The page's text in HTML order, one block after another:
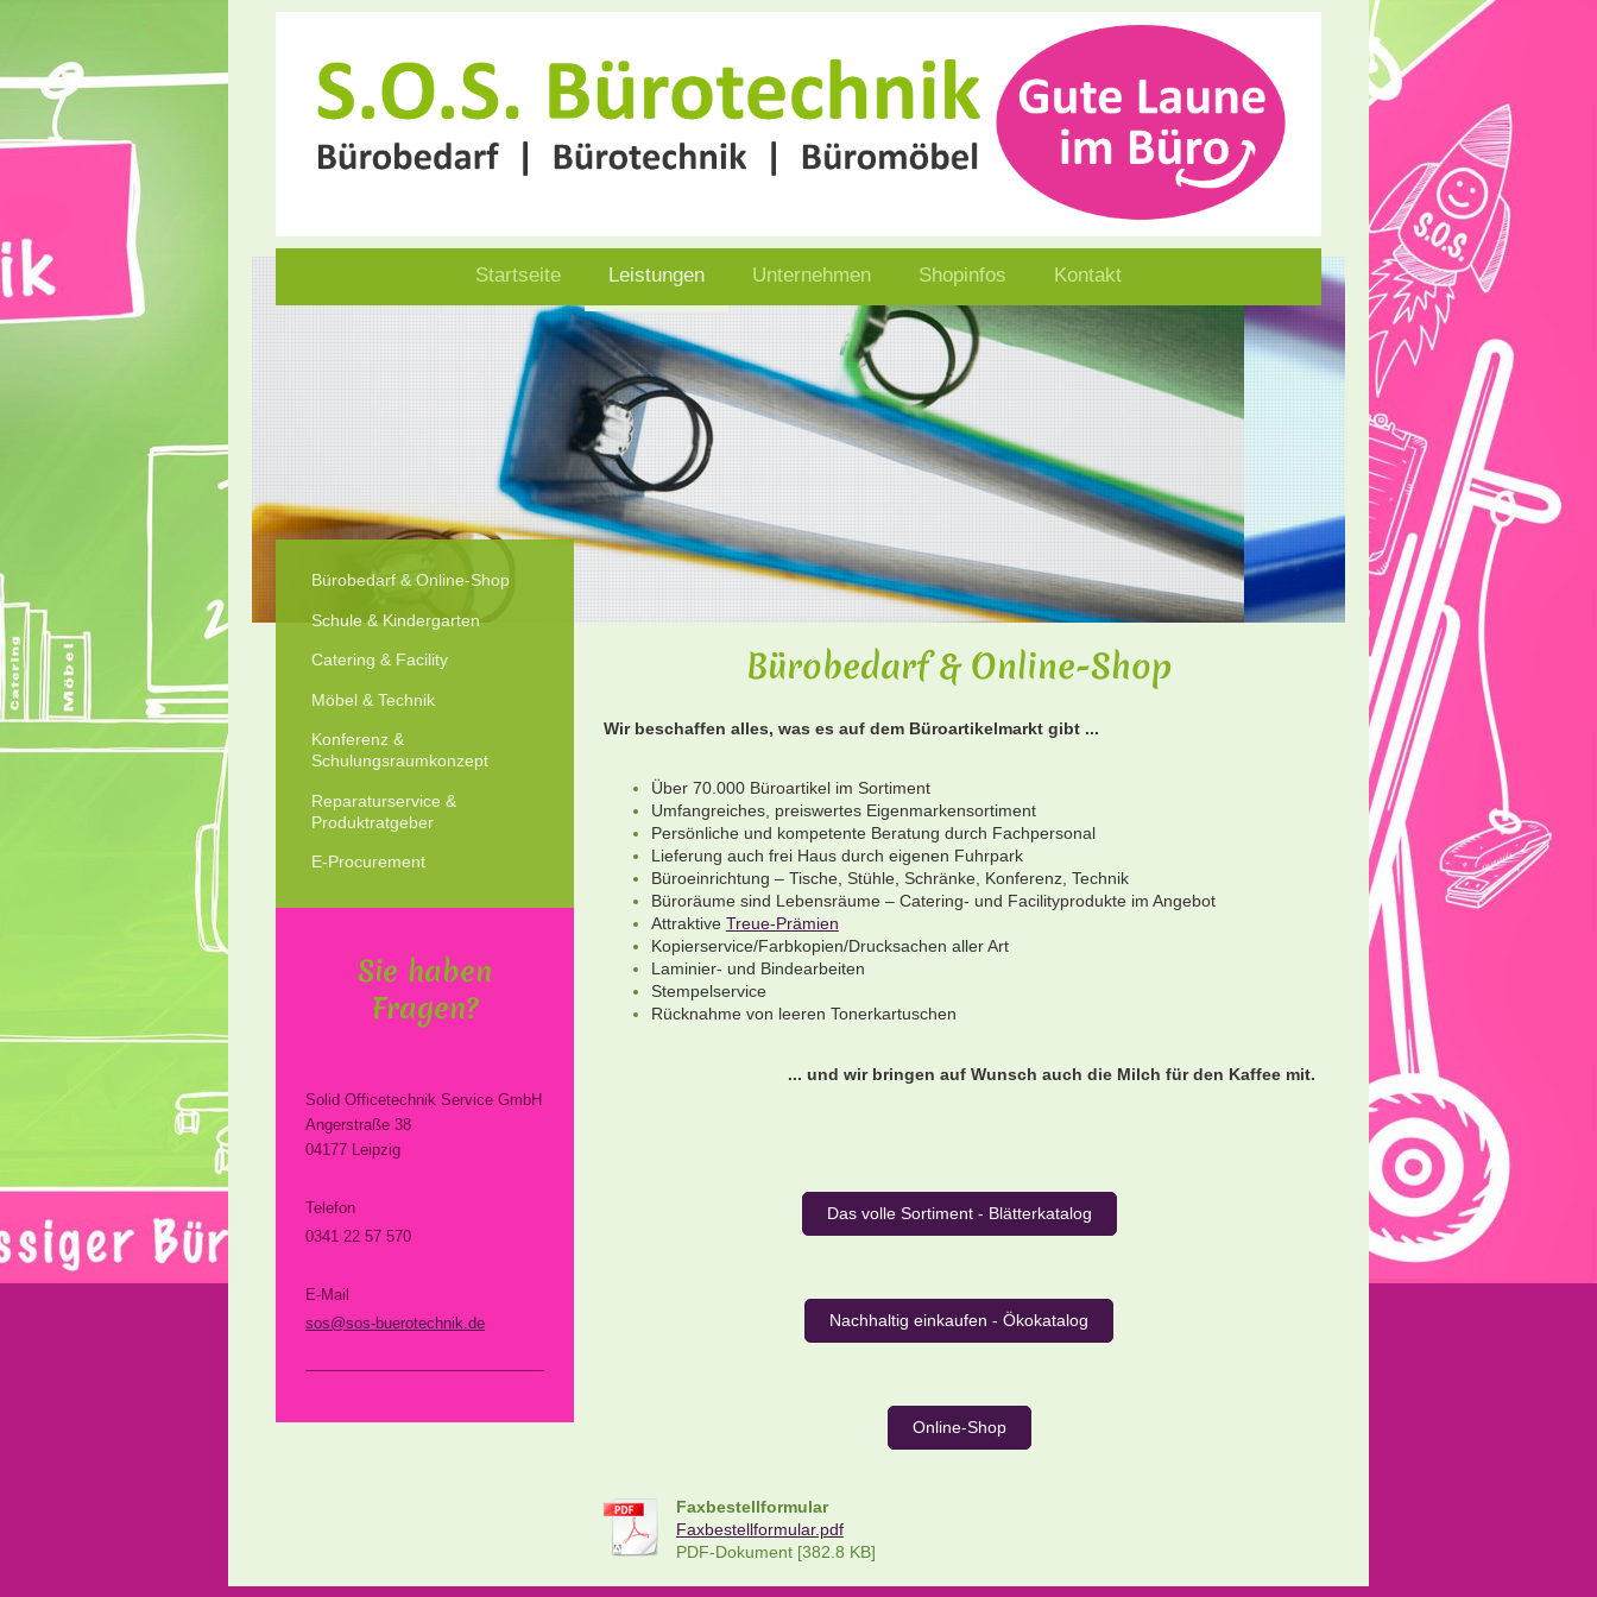
Startseite Leistungen Unternehmen Shopinfos Kontakt
Bürobedarf & Online-Shop
Wir beschaffen alles, was es auf dem Büroartikelmarkt gibt ...
Über 70.000 Büroartikel im Sortiment
Umfangreiches, preiswertes Eigenmarkensortiment
Persönliche und kompetente Beratung durch Fachpersonal
Lieferung auch frei Haus durch eigenen Fuhrpark
Büroeinrichtung – Tische, Stühle, Schränke, Konferenz, Technik
Büroräume sind Lebensräume – Catering- und Facilityprodukte im Angebot
Attraktive Treue-Prämien
Kopierservice/Farbkopien/Drucksachen aller Art
Laminier- und Bindearbeiten
Stempelservice
Rücknahme von leeren Tonerkartuschen
... und wir bringen auf Wunsch auch die Milch für den Kaffee mit.
Das volle Sortiment - Blätterkatalog
Nachhaltig einkaufen - Ökokatalog
Online-Shop
Faxbestellformular
Faxbestellformular.pdf
PDF-Dokument [382.8 KB]
Bürobedarf & Online-Shop
Schule & Kindergarten
Catering & Facility
Möbel & Technik
Konferenz &
Schulungsraumkonzept
Reparaturservice &
Produktratgeber
E-Procurement
Sie haben
Fragen?
Solid Officetechnik Service GmbH
Angerstraße 38
04177 Leipzig
Telefon
0341 22 57 570
E-Mail
​sos@sos-buerotechnik.de